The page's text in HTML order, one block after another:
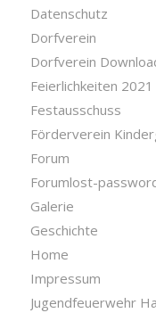
Datenschutz
Dorfverein
Dorfverein
Feierlichkeiten 2021
Festausschuss
Förderverein
Forum
Forumlost-
Galerie
Geschichte
Home
Impressum
Jugendfeuerwehr